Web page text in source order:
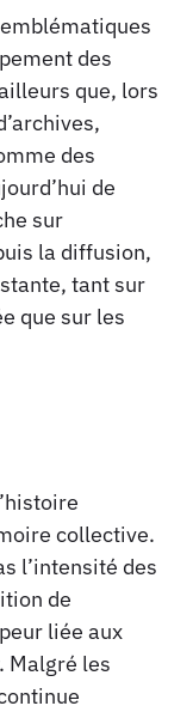
des
que, lors
des
de
sur
la diffusion,
tant sur
que sur les
collective.
l’intensité des
de
liée aux
Malgré les